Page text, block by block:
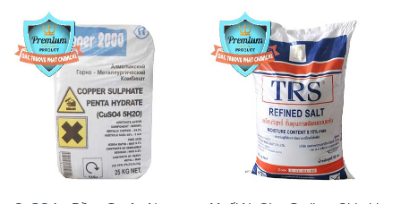
CuSO4 – Đồng Sunfat Nga
Muối NaCL – Sodium Chloride
TRS Thái Lan